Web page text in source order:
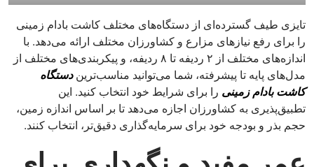
تایزی طیف گسترده‌ای از دستگاه‌های مختلف کاشت بادام زمینی
را برای رفع نیازهای مزارع و کشاورزان مختلف ارائه می‌دهد. با
اندازه‌های مختلف از ۲ ردیفه تا ۸ ردیفه، و پیکربندی‌های مختلف از
مدل‌های پایه تا پیشرفته، شما می‌توانید مناسب‌تریندستگاه
کاشت بادام زمینی را برای شرایط خود انتخاب کنید. این
تطبیق‌پذیری به کشاورزان اجازه می‌دهد تا بر اساس اندازه زمین،
حجم بذر و بودجه خود برای سرمایه‌گذاری دقیق‌تر، انتخاب کنند.